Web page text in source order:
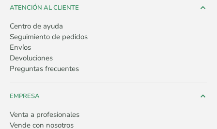
ATENCIÓN AL CLIENTE
Centro de ayuda
Seguimiento de pedidos
Envíos
Devoluciones
Preguntas frecuentes
EMPRESA
Venta a profesionales
Vende con nosotros